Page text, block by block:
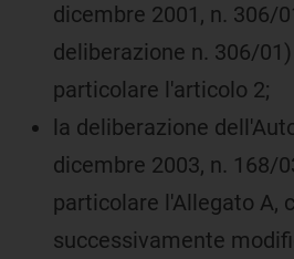
dicembre 2001, n. 306/
deliberazione n. 306/
particolare l'articolo 2;
la deliberazione
dicembre 2003, n. 168/
particolare l'Allegato A,
successivamente